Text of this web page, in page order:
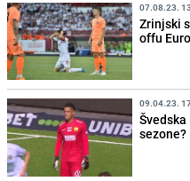
07.08.23.
Zrinjski
offu
09.04.23.
sezone?